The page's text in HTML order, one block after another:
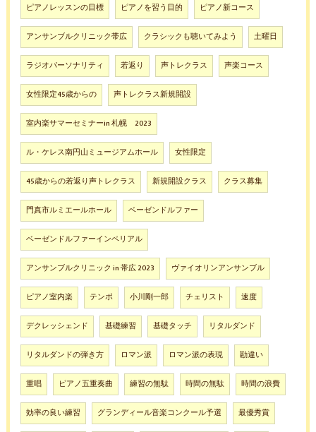
ピアノレッスンの目標 ピアノを習う目的 ピアノ新コース
アンサンブルクリニック帯広 クラシックも聴いてみよう 土曜日
ラジオパーソナリティ 若返り 声トレクラス 声楽コース
女性限定45歳からの 声トレクラス新規開設
室内楽サマーセミナーin 札幌 2023
ル・ケレス南円山ミュージアムホール 女性限定
45歳からの若返り声トレクラス 新規開設クラス クラス募集
門真市ルミエールホール ベーゼンドルファー
ベーゼンドルファーインペリアル
アンサンブルクリニック in 帯広 2023 ヴァイオリンアンサンブル
ピアノ室内楽 テンポ 小川剛一郎 チェリスト 速度
デクレッシェンド 基礎練習 基礎タッチ リタルダンド
リタルダンドの弾き方 ロマン派 ロマン派の表現 勘違い
重唱 ピアノ五重奏曲 練習の無駄 時間の無駄 時間の浪費
効率の良い練習 グランディール音楽コンクール予選 最優秀賞